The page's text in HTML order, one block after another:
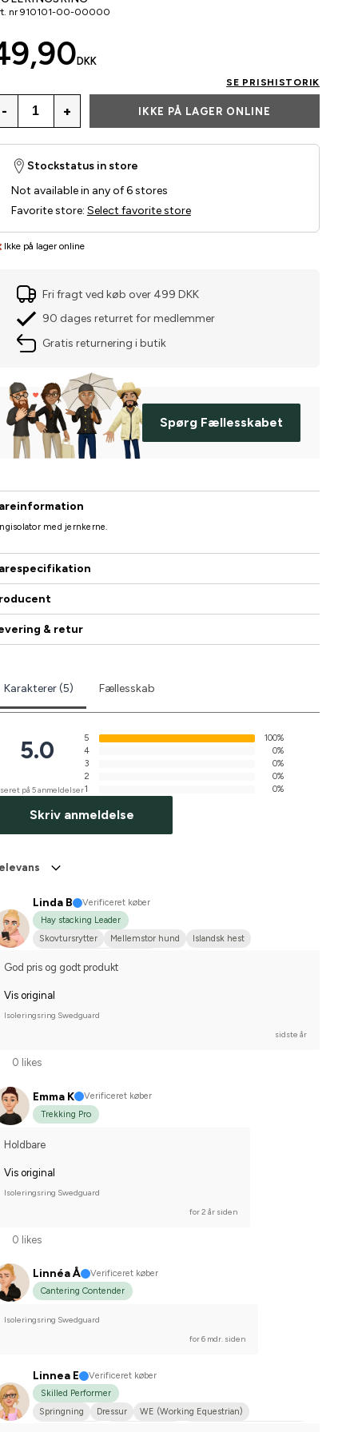
nr 910101-00-00000
DKK
SE PRISHISTORIK
- + IKKE PÅ LAGER ONLINE
Ikke på lager online
Stockstatus in store
Not available in any of 6 stores
Favorite store: Select favorite store
Fri fragt ved køb over 499 DKK
90 dages returret for medlemmer
Gratis returnering i butik
Spørg Fællesskabet
med jernkerne.
& retur
Karakterer (5) Fællesskab
5.0
på 5 anmeldelser
5
100%
4
0%
3
0%
2
0%
1
0%
Skriv anmeldelse
Linda B
Verificeret køber
Hay stacking Leader
Skovtursrytter
Mellemstor hund
Islandsk hest
God pris og godt produkt
Vis original
Isoleringsring Swedguard
sidste år
0 likes
Emma K
Verificeret køber
Trekking Pro
Holdbare
Vis original
Isoleringsring Swedguard
for 2 år siden
0 likes
Linnéa Å
Verificeret køber
Cantering Contender
Isoleringsring Swedguard
for 6 mdr. siden
Linnea E
Verificeret køber
Skilled Performer
Springning
Dressur
WE (Working Equestrian)